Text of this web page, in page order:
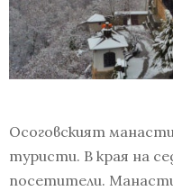
Осоговският
туристи. В края на
посетители.